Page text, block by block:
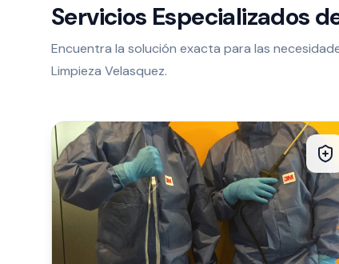
Servicios Especializados
Encuentra la solución exacta para las
Limpieza Velasquez.